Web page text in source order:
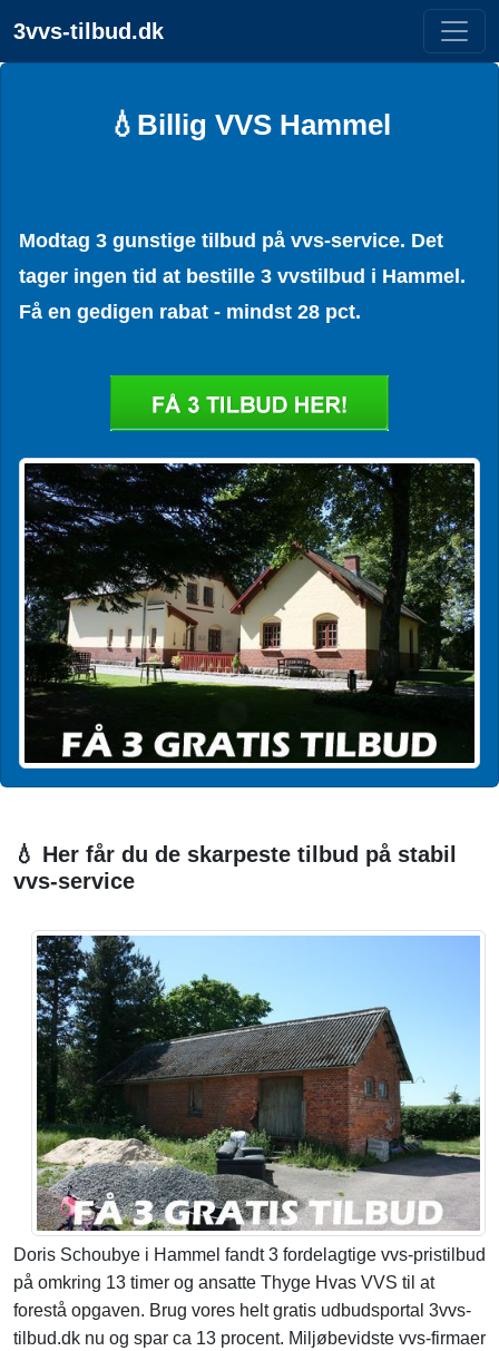
3vvs-tilbud.dk
💧Billig VVS Hammel
Modtag 3 gunstige tilbud på vvs-service. Det
tager ingen tid at bestille 3 vvstilbud i Hammel.
Få en gedigen rabat - mindst 28 pct.
💧 Her får du de skarpeste tilbud på stabil
vvs-service
Doris Schoubye i Hammel fandt 3 fordelagtige vvs-pristilbud
på omkring 13 timer og ansatte Thyge Hvas VVS til at
forestå opgaven. Brug vores helt gratis udbudsportal 3vvs-
tilbud.dk nu og spar ca 13 procent. Miljøbevidste vvs-firmaer